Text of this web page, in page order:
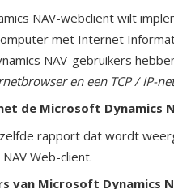
NAV-webclient wilt
met Internet
NAV-gebruikers
en een TCP / IP-
de Microsoft Dynamics
rapport dat wordt
Web-client.
van Microsoft Dynamics